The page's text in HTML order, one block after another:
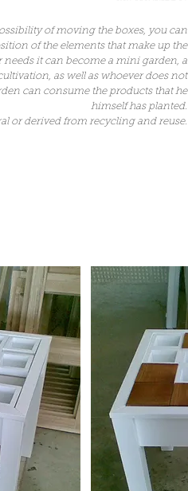
of moving the boxes, you can
of the elements that make up the
it can become a mini garden, a
as well as whoever does not
can consume the products that he
himself has planted.
or derived from recycling and reuse.